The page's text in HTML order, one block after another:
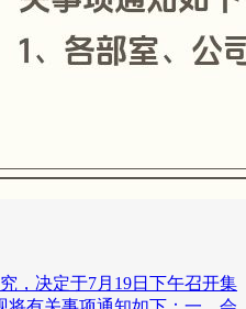
，决定于7月19日下午召开集